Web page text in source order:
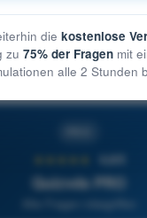
PRO Erläuterung der
4,6/5
Quizvds PRO
Alle Fragen inbegriffen
die kostenlose
zu 75% der Fragenmit
alle 2 Stunden